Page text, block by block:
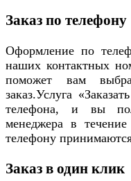
Заказ по телефону
Оформление по
наших контактных
поможет вам
заказ.Услуга
телефона, и вы
менеджера в
телефону
Заказ в один клик